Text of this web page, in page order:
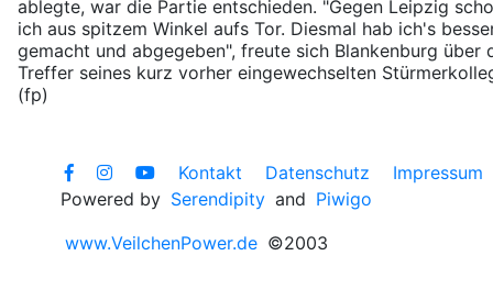
ablegte, war die Partie entschieden. "Gegen Leipzig
ich aus spitzem Winkel aufs Tor. Diesmal hab ich's
gemacht und abgegeben", freute sich Blankenburg über
Treffer seines kurz vorher eingewechselten
(fp)
Kontakt Datenschutz
Impressum
Powered by Serendipity and Piwigo
www.VeilchenPower.de ©2003